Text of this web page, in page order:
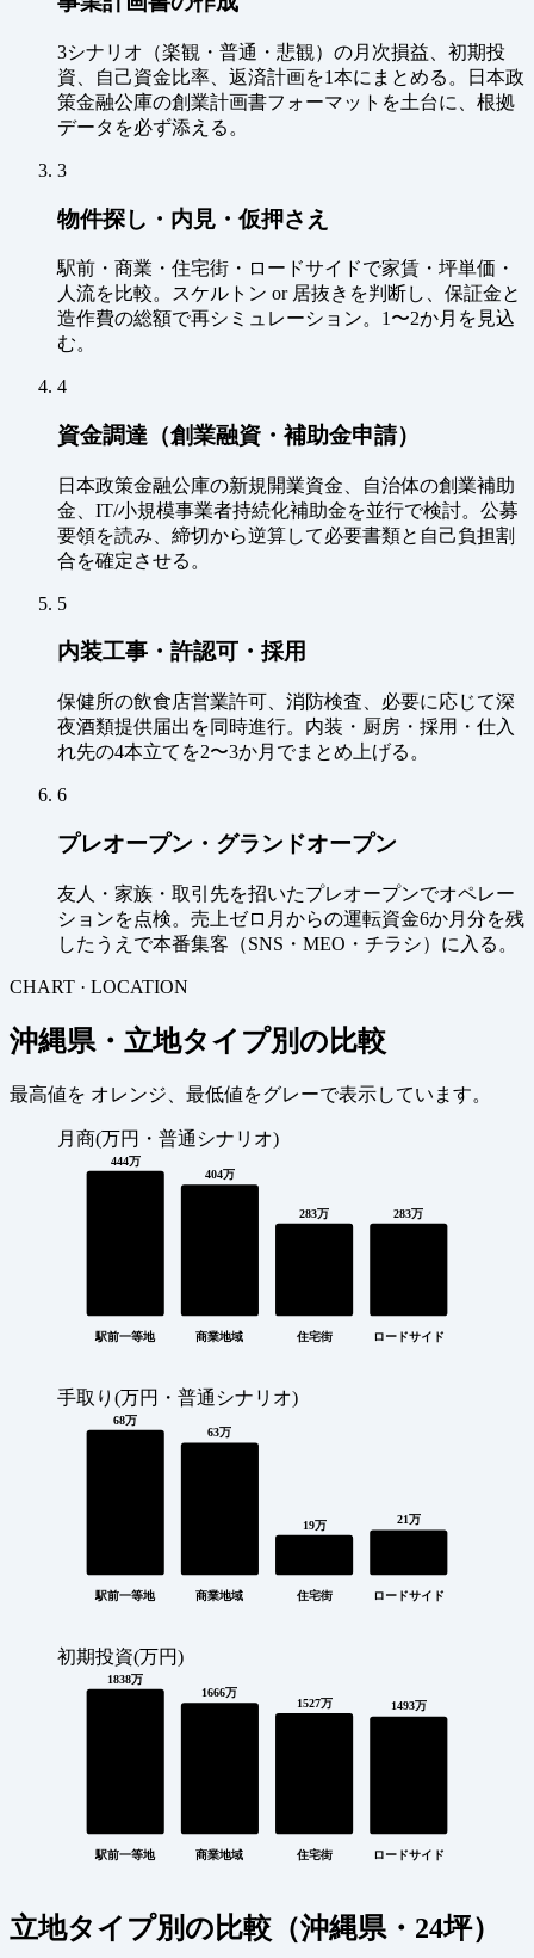
3シナリオ（楽観・普通・悲観）の月次損益、初期投
資、自己資金比率、返済計画を1本にまとめる。日本政
策金融公庫の創業計画書フォーマットを土台に、根拠
データを必ず添える。
3
物件探し・内見・仮押さえ
駅前・商業・住宅街・ロードサイドで家賃・坪単価・
人流を比較。スケルトン or 居抜きを判断し、保証金と
造作費の総額で再シミュレーション。1〜2か月を見込
む。
4
資金調達（創業融資・補助金申請）
日本政策金融公庫の新規開業資金、自治体の創業補助
金、IT/小規模事業者持続化補助金を並行で検討。公募
要領を読み、締切から逆算して必要書類と自己負担割
合を確定させる。
5
内装工事・許認可・採用
保健所の飲食店営業許可、消防検査、必要に応じて深
夜酒類提供届出を同時進行。内装・厨房・採用・仕入
れ先の4本立てを2〜3か月でまとめ上げる。
6
プレオープン・グランドオープン
友人・家族・取引先を招いたプレオープンでオペレー
ションを点検。売上ゼロ月からの運転資金6か月分を残
したうえで本番集客（SNS・MEO・チラシ）に入る。
CHART · LOCATION
沖縄県・立地タイプ別の比較
最高値を オレンジ、最低値をグレーで表示しています。
月商(万円・普通シナリオ)
444万
駅前一等地
404万
商業地域
283万
住宅街
283万
ロードサイド
手取り(万円・普通シナリオ)
68万
駅前一等地
63万
商業地域
19万
住宅街
21万
ロードサイド
初期投資(万円)
1838万
駅前一等地
1666万
商業地域
1527万
住宅街
1493万
ロードサイド
立地タイプ別の比較（沖縄県・24坪）